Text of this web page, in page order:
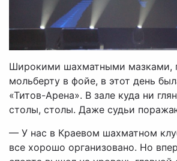
Широкими шахматными мазками,
мольберту в фойе, в этот день
«Титов-Арена». В зале куда ни
столы, столы. Даже судьи
— У нас в Краевом шахматном
все хорошо организовано. Но